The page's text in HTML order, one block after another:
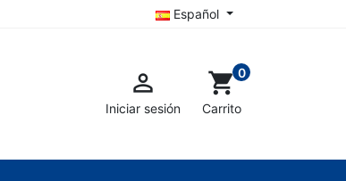
Español

Iniciar sesión
shopping_cart0
Carrito